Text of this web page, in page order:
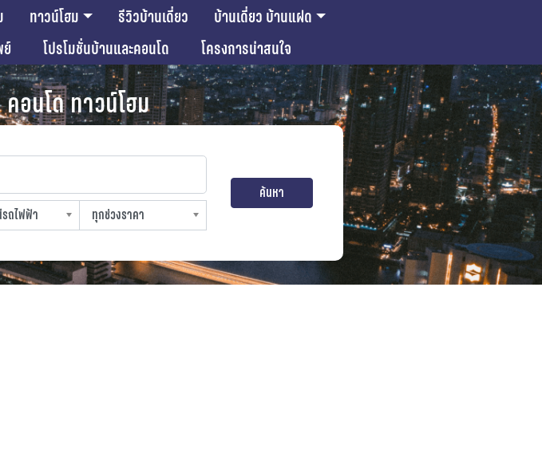
ทาวน์โฮม รีวิวบ้านเดี่ยว
บ้านเดี่ยว บ้านแฝด
ย์ โปรโมชั่นบ้านและคอนโด โครงการน่าสนใจ
อนโด ทาวน์โฮม
ถไฟฟ้า
ทุกช่วงราคา
ค้นหา